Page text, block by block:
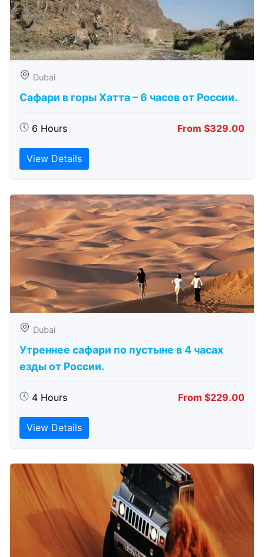
Dubai
Сафари в горы Хатта – 6 часов от России.
6 Hours From $329.00
View Details
Dubai
Утреннее сафари по пустыне в 4 часах
езды от России.
4 Hours From $229.00
View Details